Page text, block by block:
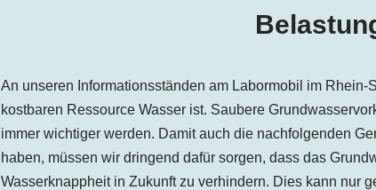
An unseren Informationsständen am Labormobil im
kostbaren Ressource Wasser ist. Saubere
immer wichtiger werden. Damit auch die nachfolgenden
haben, müssen wir dringend dafür sorgen, dass das
Wasserknappheit in Zukunft zu verhindern. Dies kann nur